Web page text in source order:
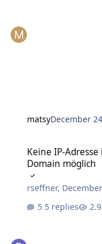
matsyDecember
Keine IP-
Domain möglich
rseffner,
5 replies